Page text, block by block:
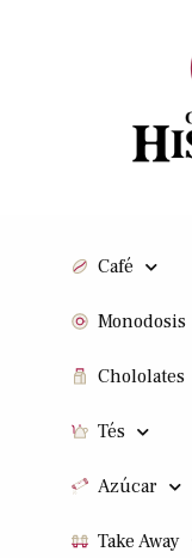
Café
Monodosis
Chololates
Tés
Azúcar
Take Away